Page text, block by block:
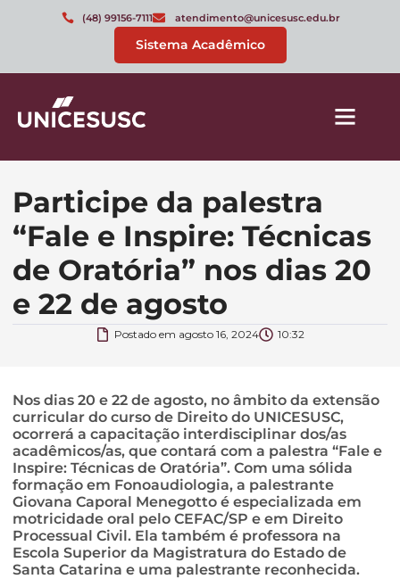
(48) 99156-7111 atendimento@unicesusc.edu.br
Sistema Acadêmico
Participe da palestra
“Fale e Inspire: Técnicas
de Oratória” nos dias 20
e 22 de agosto
Postado em agosto 16, 2024 10:32
Nos dias 20 e 22 de agosto, no âmbito da extensão
curricular do curso de Direito do UNICESUSC,
ocorrerá a capacitação interdisciplinar dos/as
acadêmicos/as, que contará com a palestra “Fale e
Inspire: Técnicas de Oratória”. Com uma sólida
formação em Fonoaudiologia, a palestrante
Giovana Caporal Menegotto é especializada em
motricidade oral pelo CEFAC/SP e em Direito
Processual Civil. Ela também é professora na
Escola Superior da Magistratura do Estado de
Santa Catarina e uma palestrante reconhecida.